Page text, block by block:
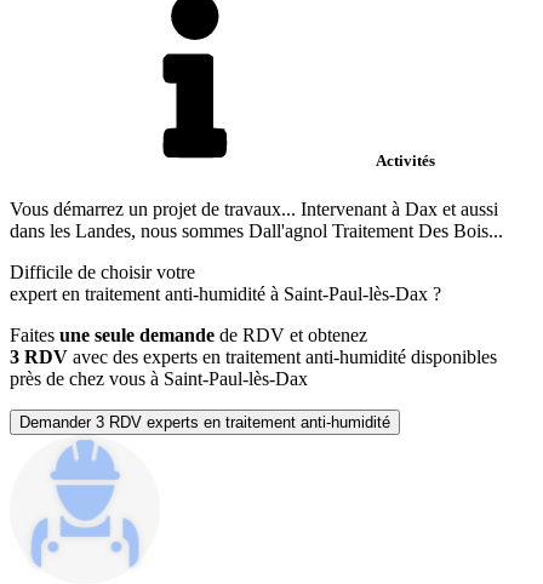
Activités
Vous démarrez un projet de travaux... Intervenant à Dax et aussi
dans les Landes, nous sommes Dall'agnol Traitement Des Bois...
Difficile de choisir votre
expert en traitement anti-humidité à Saint-Paul-lès-Dax ?
Faites une seule demande de RDV et obtenez
3 RDV avec des experts en traitement anti-humidité disponibles
près de chez vous à Saint-Paul-lès-Dax
Demander 3 RDV experts en traitement anti-humidité